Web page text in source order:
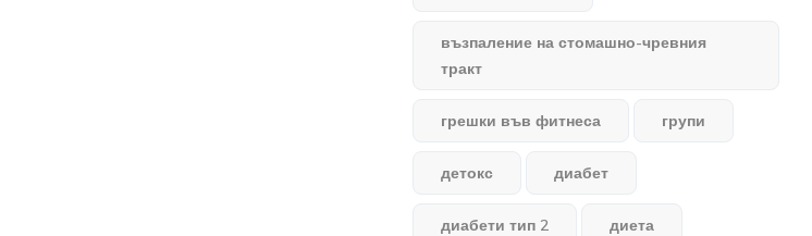
възпаление на стомашно-чревния
тракт
грешки във фитнеса групи
детокс диабет
диабети тип 2 диета